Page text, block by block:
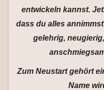
entwickeln kannst.
dass du alles
gelehrig,
Zum Neustart gehört
Name